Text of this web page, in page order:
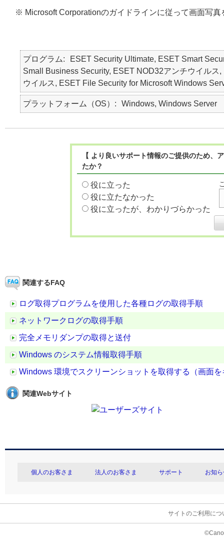
※ Microsoft Corporationのガイドラインに従って画面写真
プログラム
ESET Security Ultimate, ESET Smart
Small Business Security, ESET NOD32アンチウイル
ウイルス, ESET File Security for Microsoft Windows
プラットフォーム（OS） Windows, Windows Server
【 より良いサポート情報のご提供のため
たか？
役に立った
役に立たなかった
役に立ったが、わかりづらかった
関連するFAQ
ログ取得プログラムを使用した各種ログの取得手順
ネットワークログの取得手順
完全メモリダンプの取得と送付
Windows のシステム情報取得手順
Windows 環境でスクリーンショットを取得する（画面
関連Webサイト
個人のお客さま 法人のお客さま サポート お知
サイトのご利用につ